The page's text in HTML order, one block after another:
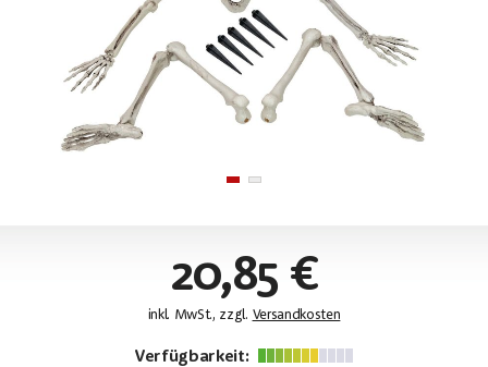
20,85 €
inkl. MwSt., zzgl. Versandkosten
Verfügbarkeit: